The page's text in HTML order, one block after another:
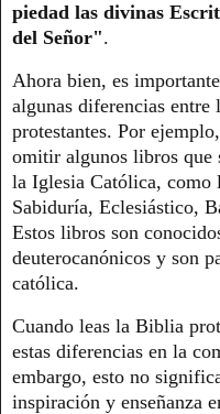
piedad las divinas
del Señor".
Ahora bien, es
algunas diferencias
protestantes. Por
omitir algunos libros que
la Iglesia Católica, como
Sabiduría, Eclesiástico,
Estos libros son
deuterocanónicos y son
católica.
Cuando leas la Biblia
estas diferencias en la
embargo, esto no
inspiración y enseñanza